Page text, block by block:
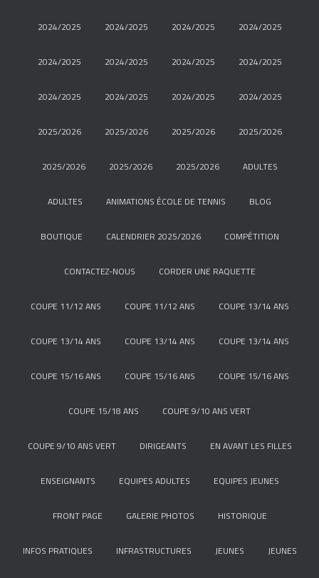
2024/2025 2024/2025 2024/2025 2024/2025
2024/2025 2024/2025 2024/2025 2024/2025
2024/2025 2024/2025 2024/2025 2024/2025
2025/2026 2025/2026 2025/2026 2025/2026
2025/2026 2025/2026 2025/2026 ADULTES
ADULTES ANIMATIONS ÉCOLE DE TENNIS BLOG
BOUTIQUE CALENDRIER 2025/2026 COMPÉTITION
CONTACTEZ-NOUS CORDER UNE RAQUETTE
COUPE 11/12 ANS COUPE 11/12 ANS COUPE 13/14 ANS
COUPE 13/14 ANS COUPE 13/14 ANS COUPE 13/14 ANS
COUPE 15/16 ANS COUPE 15/16 ANS COUPE 15/16 ANS
COUPE 15/18 ANS COUPE 9/10 ANS VERT
COUPE 9/10 ANS VERT DIRIGEANTS EN AVANT LES FILLES
ENSEIGNANTS EQUIPES ADULTES EQUIPES JEUNES
FRONT PAGE GALERIE PHOTOS HISTORIQUE
INFOS PRATIQUES INFRASTRUCTURES JEUNES JEUNES